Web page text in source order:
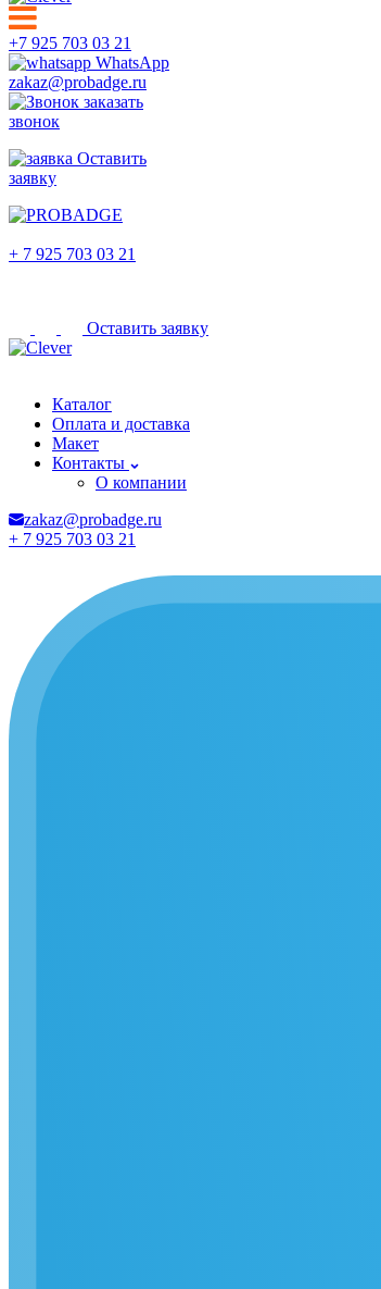
+7 925 703 03 21
WhatsApp
zakaz@probadge.ru
заказать
звонок
Оставить
заявку
+ 7 925 703 03 21
Оставить заявку
Каталог
Оплата и доставка
Макет
Контакты
О компании
zakaz@probadge.ru
+ 7 925 703 03 21